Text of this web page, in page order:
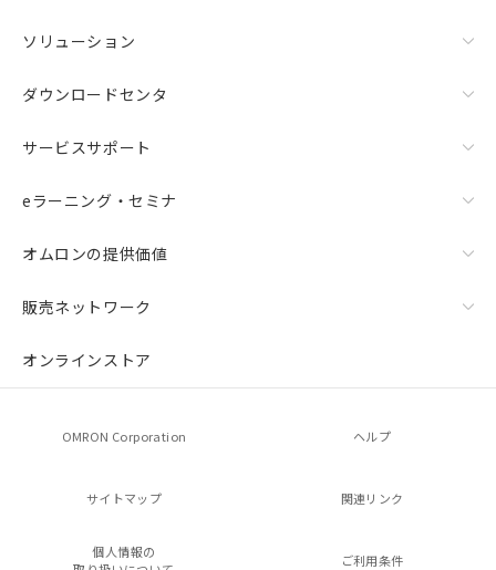
ソリューション
ダウンロードセンタ
サービスサポート
eラーニング・セミナ
オムロンの提供価値
販売ネットワーク
オンラインストア
OMRON Corporation ヘルプ
サイトマップ 関連リンク
個人情報の
ご利用条件